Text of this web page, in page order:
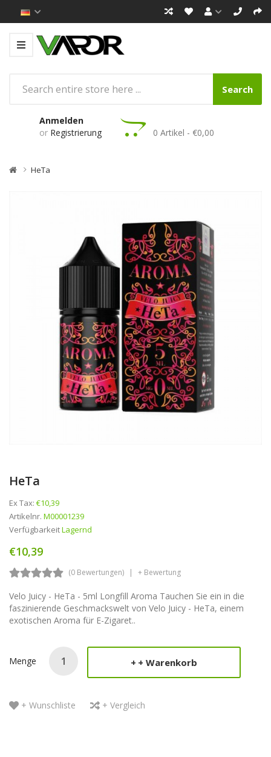
Search
Anmelden
or Registrierung 0 Artikel - €0,00
HeTa
HeTa
Ex Tax: €10,39
Artikelnr. M00001239
VerfügbarkeitLagernd
€10,39
(0 Bewertungen) + Bewertung
Velo Juicy - HeTa - 5ml Longfill Aroma Tauchen Sie ein in die
faszinierende Geschmackswelt von Velo Juicy - HeTa, einem
exotischen Aroma für E-Zigaret..
Menge + Warenkorb
+ Wunschliste + Vergleich